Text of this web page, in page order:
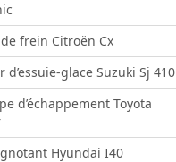
frein Citroën Cx
d’essuie-glace Suzuki Sj 410
d’échappement Toyota
Hyundai I40